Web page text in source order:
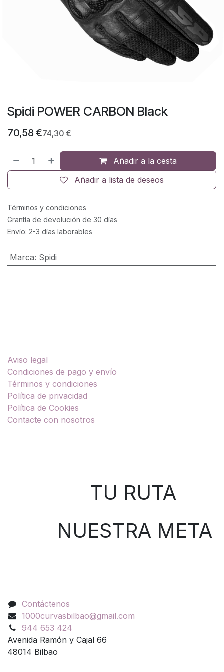
Spidi POWER CARBON Black
70,58€74,30€
Añadir a la cesta
Añadir a lista de deseos
Términos y condiciones
Grantía de devolución de 30 días
Envío: 2-3 días laborables
Marca: Spidi
Aviso legal
Condiciones de pago y envío
Términos y condiciones
Política de privacidad
Política de Cookies
Contacte con nosotros
TU RUTA
NUESTRA META
Contáctenos
1000curvasbilbao@gmail.com
944 653 424
Avenida Ramón y Cajal 66
48014 Bilbao